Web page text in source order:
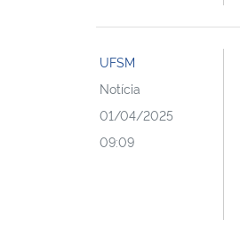
UFSM
Notícia
01/04/2025
09:09